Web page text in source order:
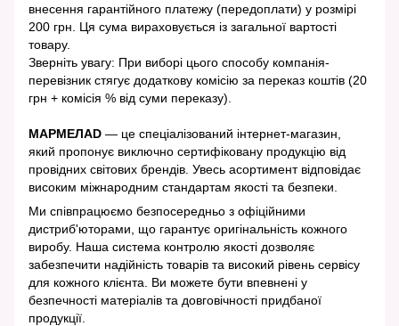
внесення гарантійного платежу (передоплати) у розмірі
200 грн. Ця сума вираховується із загальної вартості
товару.
Зверніть увагу: При виборі цього способу компанія-
перевізник стягує додаткову комісію за переказ коштів (20
грн + комісія % від суми переказу).
МАРМЕЛАD — це спеціалізований інтернет-магазин,
який пропонує виключно сертифіковану продукцію від
провідних світових брендів. Увесь асортимент відповідає
високим міжнародним стандартам якості та безпеки.
Ми співпрацюємо безпосередньо з офіційними
дистриб'юторами, що гарантує оригінальність кожного
виробу. Наша система контролю якості дозволяє
забезпечити надійність товарів та високий рівень сервісу
для кожного клієнта. Ви можете бути впевнені у
безпечності матеріалів та довговічності придбаної
продукції.